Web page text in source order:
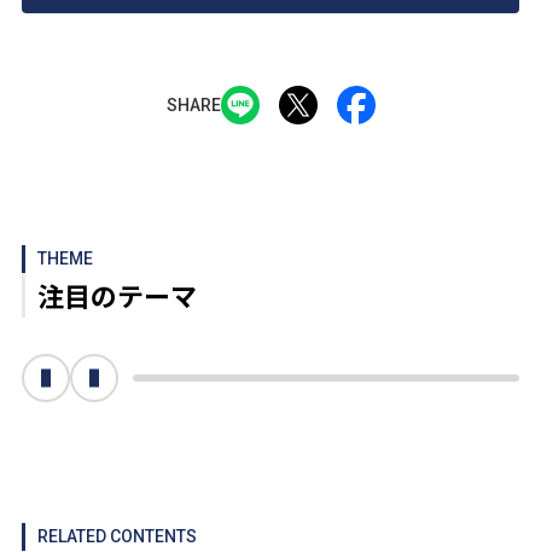
SHARE
THEME
注目のテーマ
RELATED CONTENTS